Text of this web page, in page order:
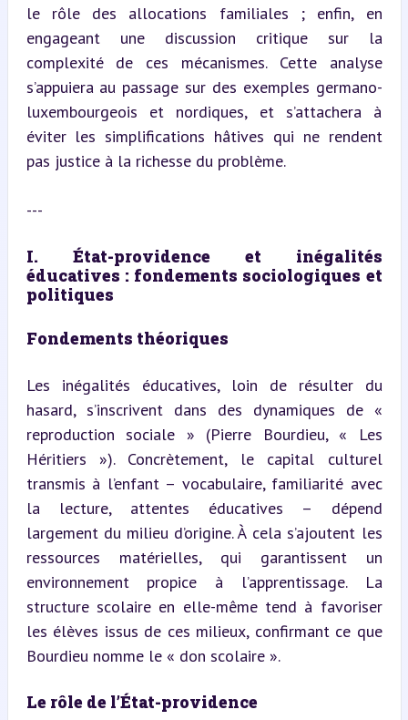
le rôle des allocations familiales ; enfin, en
engageant une discussion critique sur la
complexité de ces mécanismes. Cette analyse
s’appuiera au passage sur des exemples germano-
luxembourgeois et nordiques, et s’attachera à
éviter les simplifications hâtives qui ne rendent
pas justice à la richesse du problème.
---
I. État-providence et inégalités
éducatives : fondements sociologiques et
politiques
Fondements théoriques
Les inégalités éducatives, loin de résulter du
hasard, s’inscrivent dans des dynamiques de «
reproduction sociale » (Pierre Bourdieu, « Les
Héritiers »). Concrètement, le capital culturel
transmis à l’enfant – vocabulaire, familiarité avec
la lecture, attentes éducatives – dépend
largement du milieu d’origine. À cela s’ajoutent les
ressources matérielles, qui garantissent un
environnement propice à l’apprentissage. La
structure scolaire en elle-même tend à favoriser
les élèves issus de ces milieux, confirmant ce que
Bourdieu nomme le « don scolaire ».
Le rôle de l’État-providence